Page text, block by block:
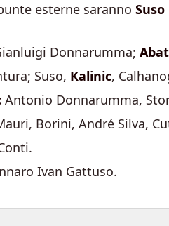
esterne saranno Suso
Donnarumma;
Suso, Kalinic,
Antonio Donnarumma,
Borini, André Silva,
Ivan Gattuso.